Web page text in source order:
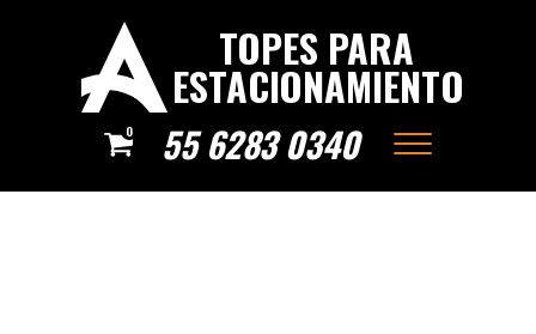
TOPES PARA
ESTACIONAMIENTO
0 55 6283 0340